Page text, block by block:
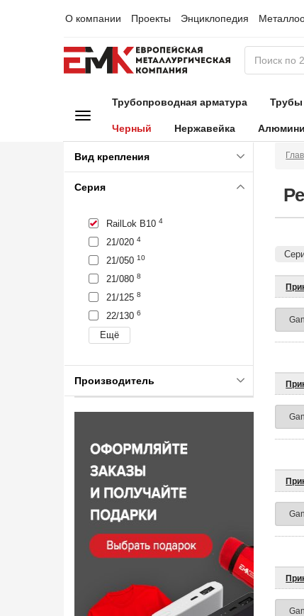
О компании Проекты Энциклопедия
Трубопроводная арматура Трубы
Черный Нержавейка
Вид крепления
Серия
RailLok B10 4
21/020 4
21/050 10
21/080 8
21/125 8
22/130 6
Производитель